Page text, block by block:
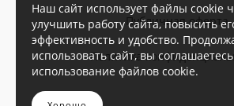
Публичная оферта
Политика
Наш сайт использует файлы cookie
улучшить работу сайта, повысить
эффективность и удобство.
использовать сайт, вы
использование файлов cookie.